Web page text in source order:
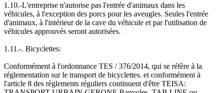
1.10.-L'entreprise n'autorise pas l'entrée d'animaux dans les
véhicules, à l'exception des porcs pour les aveugles. Seules l'entrée
d'animaux, à l'intérieur de la cave du véhicule et par l'utilisation de
véhicules approuvés seront autorisées.
1.11.-. Bicyclettes:
Conformément à l'ordonnance TES / 376/2014, qui se réfère à la
réglementation sur le transport de bicyclettes. et conformément à
l'article 8 des règlements réguliers continuent d'être TEISA: